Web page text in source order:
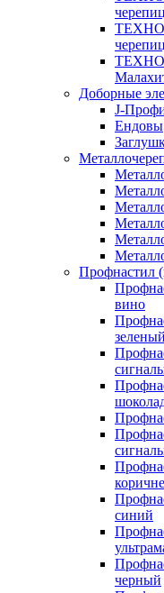
Доборные
J-
Ендовы
Профнастил
вино
синий
черный